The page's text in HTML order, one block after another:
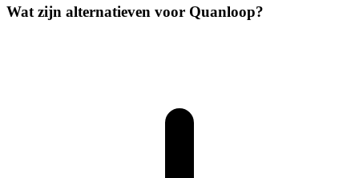
Wat zijn alternatieven voor Quanloop?